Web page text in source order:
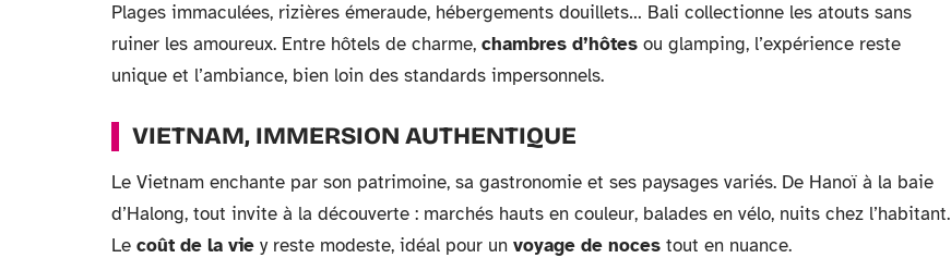
Plages immaculées, rizières émeraude, hébergements douillets… Bali collectionne les atouts sans
ruiner les amoureux. Entre hôtels de charme, chambres d’hôtes ou glamping, l’expérience reste
unique et l’ambiance, bien loin des standards impersonnels.
VIETNAM, IMMERSION AUTHENTIQUE
Le Vietnam enchante par son patrimoine, sa gastronomie et ses paysages variés. De Hanoï à la baie
d’Halong, tout invite à la découverte : marchés hauts en couleur, balades en vélo, nuits chez l’habitant.
Le coût de la vie y reste modeste, idéal pour un voyage de noces tout en nuance.